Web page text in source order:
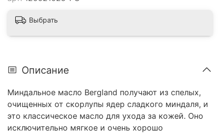
Выбрать
Описание
Миндальное масло Bergland получают из спелых,
очищенных от скорлупы ядер сладкого миндаля, и
это классическое масло для ухода за кожей. Оно
исключительно мягкое и очень хорошо